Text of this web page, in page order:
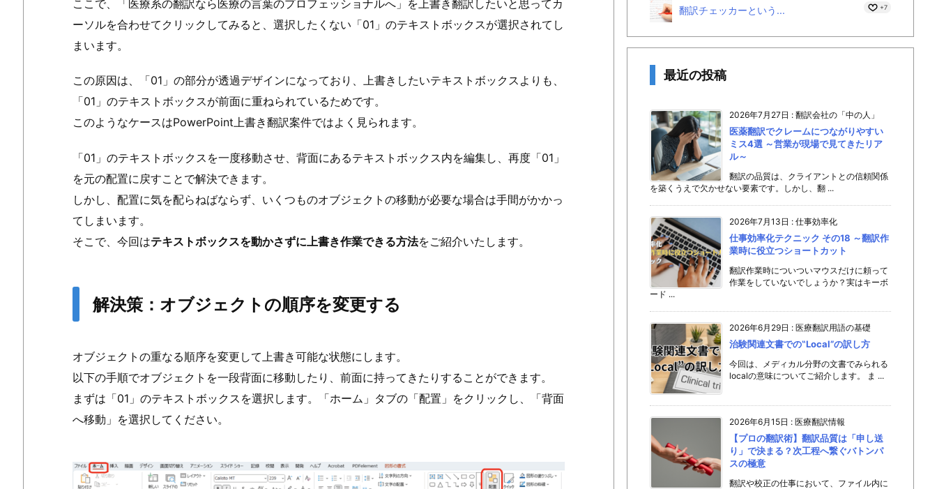
ここで、「医療系の翻訳なら医療の言葉のプロフェッショナルへ」を上書き翻訳したいと思ってカ
ーソルを合わせてクリックしてみると、選択したくない「01」のテキストボックスが選択されてし
まいます。
この原因は、「01」の部分が透過デザインになっており、上書きしたいテキストボックスよりも、
「01」のテキストボックスが前面に重ねられているためです。
このようなケースはPowerPoint上書き翻訳案件ではよく見られます。
「01」のテキストボックスを一度移動させ、背面にあるテキストボックス内を編集し、再度「01」
を元の配置に戻すことで解決できます。
しかし、配置に気を配らねばならず、いくつものオブジェクトの移動が必要な場合は手間がかかっ
てしまいます。
そこで、今回はテキストボックスを動かさずに上書き作業できる方法をご紹介いたします。
解決策：オブジェクトの順序を変更する
オブジェクトの重なる順序を変更して上書き可能な状態にします。
以下の手順でオブジェクトを一段背面に移動したり、前面に持ってきたりすることができます。
まずは「01」のテキストボックスを選択します。「ホーム」タブの「配置」をクリックし、「背面
へ移動」を選択してください。
翻訳チェッカーという... +7
最近の投稿
2026年7月27日 : 翻訳会社の「中の人」
医薬翻訳でクレームにつながりやすい
ミス4選 ～営業が現場で見てきたリア
ル～
翻訳の品質は、クライアントとの信頼関係
を築くうえで欠かせない要素です。しかし、翻 ...
2026年7月13日 : 仕事効率化
仕事効率化テクニック その18 ～翻訳作
業時に役立つショートカット
翻訳作業時についついマウスだけに頼って
作業をしていないでしょうか？実はキーボ
ード ...
2026年6月29日 : 医療翻訳用語の基礎
治験関連文書での‟Local”の訳し方
今回は、メディカル分野の文書でみられる
localの意味についてご紹介します。 ま ...
2026年6月15日 : 医療翻訳情報
【プロの翻訳術】翻訳品質は「申し送
り」で決まる？次工程へ繋ぐバトンパ
スの極意
翻訳や校正の仕事において、ファイル内に